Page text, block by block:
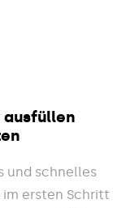
und schnelles
ersten Schritt